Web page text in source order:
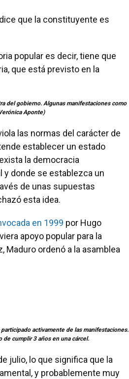
que la constituyente es
popular es decir, tiene que
que está previsto en la
del gobierno. Algunas manifestaciones como
Aponte)
las normas del carácter de
establecer un estado
la democracia
y donde se establezca un
de unas supuestas
esta idea.
en 1999 por Hugo
apoyo popular para la
Maduro ordenó a la asamblea
activamente de las manifestaciones.
cumplir 3 años en una cárcel.
julio, lo que significa que la
y probablemente muy